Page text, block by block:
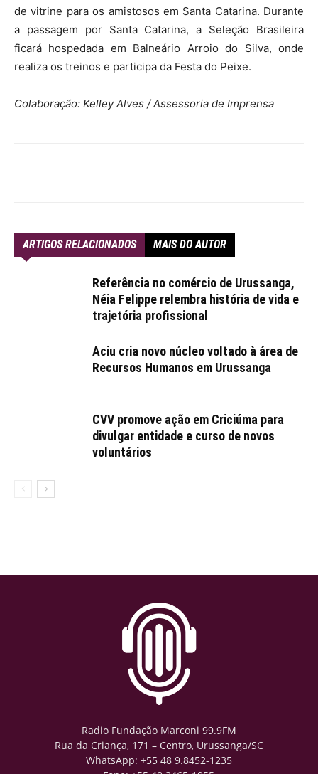
de vitrine para os amistosos em Santa Catarina. Durante
a passagem por Santa Catarina, a Seleção Brasileira
ficará hospedada em Balneário Arroio do Silva, onde
realiza os treinos e participa da Festa do Peixe.
Colaboração: Kelley Alves / Assessoria de Imprensa
ARTIGOS RELACIONADOS MAIS DO AUTOR
Referência no comércio de Urussanga,
Néia Felippe relembra história de vida e
trajetória profissional
Aciu cria novo núcleo voltado à área de
Recursos Humanos em Urussanga
CVV promove ação em Criciúma para
divulgar entidade e curso de novos
voluntários
Radio Fundação Marconi 99.9FM
Rua da Criança, 171 – Centro, Urussanga/SC
WhatsApp: +55 48 9.8452-1235